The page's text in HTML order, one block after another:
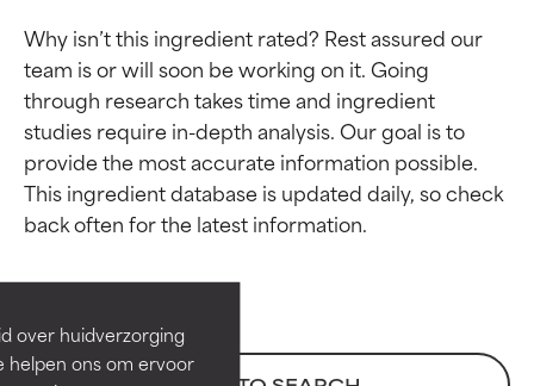
over huidverzorging
helpen ons om ervoor
Why isn’t this ingredient rated? Rest assured our
team is or will soon be working on it. Going
through research takes time and ingredient
studies require in-depth analysis. Our goal is to
provide the most accurate information possible.
This ingredient database is updated daily, so check
Beoordelingen van
ingrediënten
Bewezen en ondersteund door
onafhankelijk onderzoek.
Beoordelingen van
ingrediënten
Bewezen en ondersteund door
onafhankelijk onderzoek.